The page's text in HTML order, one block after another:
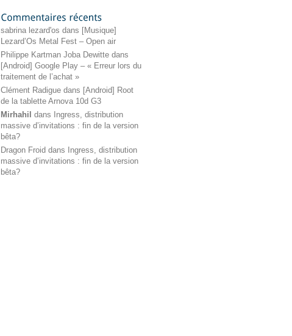
sabrina lezard'os dans [Musique]
Lezard’Os Metal Fest – Open air
Philippe Kartman Joba Dewitte dans
[Android] Google Play – « Erreur lors du
traitement de l’achat »
Clément Radigue dans [Android] Root
de la tablette Arnova 10d G3
Mirhahil dans Ingress, distribution
massive d’invitations : fin de la version
bêta?
Dragon Froid dans Ingress, distribution
massive d’invitations : fin de la version
bêta?